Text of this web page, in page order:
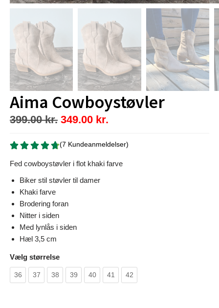
Aima Cowboystøvler
399.00kr. 349.00 kr.
(7 Kundeanmeldelser)
Fed cowboystøvler i flot khaki farve
Biker stil støvler til damer
Khaki farve
Brodering foran
Nitter i siden
Med lynlås i siden
Hæl 3,5 cm
Vælg størrelse
36 37 38 39 40 41 42